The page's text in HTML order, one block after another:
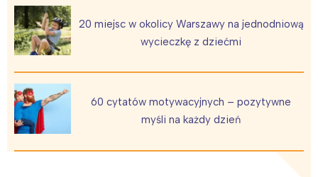
20 miejsc w okolicy Warszawy na jednodniową
wycieczkę z dziećmi
60 cytatów motywacyjnych – pozytywne
myśli na każdy dzień